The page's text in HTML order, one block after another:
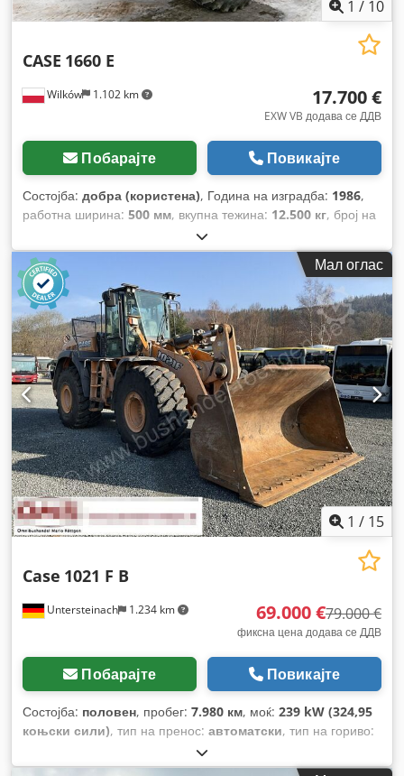
1 / 10
Wilków 1.102 km
CASE 1660 E
17.700 €
EXW VB додава се ДДВ
Побарајте Повикајте
Состојба: добра (користена), Година на изградба: 1986,
работна ширина: 500 мм, вкупна тежина: 12.500 кг, број на
Мал оглас
1 / 15
Untersteinach 1.234 km
Case 1021 F B
69.000 €79.000 €
фиксна цена додава се ДДВ
Побарајте Повикајте
Состојба: половен, пробег: 7.980 км, моќ: 239 kW (324,95
коњски сили), тип на пренос: автоматски, тип на гориво:
, прва регистрација:
изградба:2013, Опрема:клима уред,